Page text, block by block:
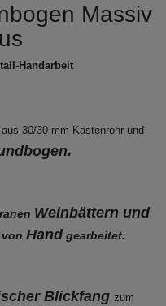
Massiv
Handarbeit
aus 30/30 mm Kastenrohr und
Weinbättern und
Handgearbeitet.
Blickfang zum